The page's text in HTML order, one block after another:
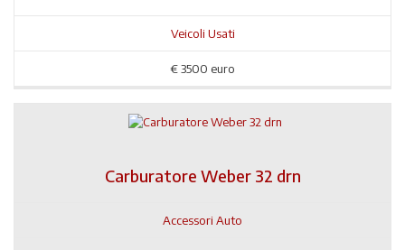
Veicoli Usati
€3500 euro
Carburatore Weber 32 drn
Accessori Auto